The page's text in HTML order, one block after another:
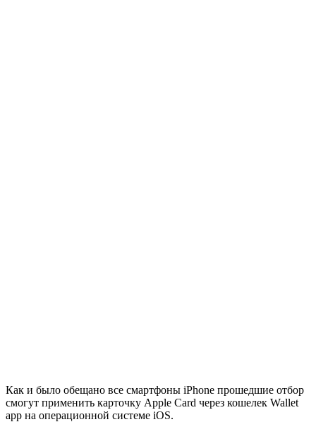
Как и было обещано все смартфоны iPhone прошедшие отбор
смогут применить карточку Apple Card через кошелек Wallet
app на операционной системе iOS.